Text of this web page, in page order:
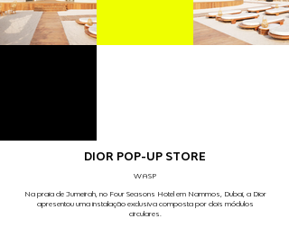
DIOR POP-UP STORE
WASP
Na praia de Jumeirah, no Four Seasons Hotel em Nammos, Dubai, a Dior
apresentou uma instalação exclusiva composta por dois módulos
circulares.